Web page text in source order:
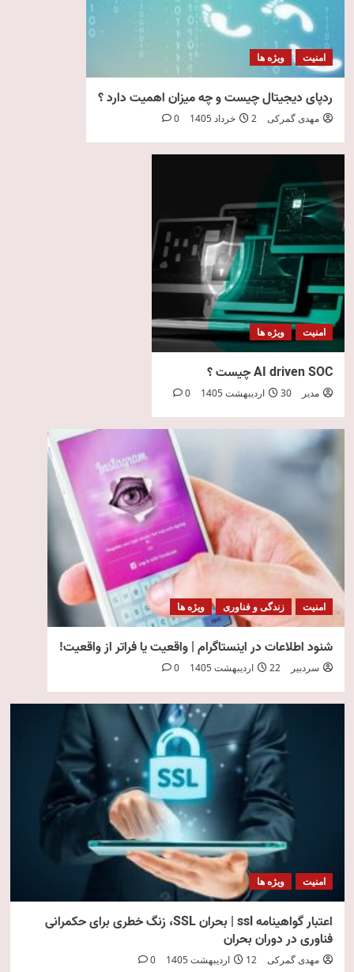
امنیت ویژه ها
ردپای دیجیتال چیست و چه میزان اهمیت دارد ؟
مهدی گمرکی 2 خرداد 1405 0
امنیت ویژه ها
AI driven SOC چیست ؟
مدیر 30 اردیبهشت 1405 0
امنیت زندگی و فناوری ویژه ها
شنود اطلاعات در اینستاگرام | واقعیت یا فراتر از واقعیت!
سردبیر 22 اردیبهشت 1405 0
امنیت ویژه ها
اعتبار گواهینامه ssl | بحران SSL، زنگ خطری برای حکمرانی
فناوری در دوران بحران
مهدی گمرکی 12 اردیبهشت 1405 0